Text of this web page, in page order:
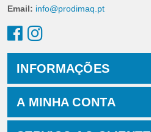
Email: info@prodimaq.pt
INFORMAÇÕES
A MINHA CONTA